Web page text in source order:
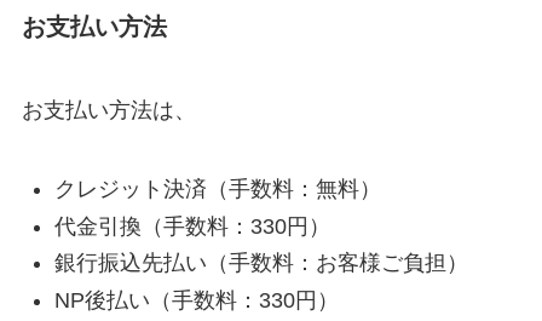
お支払い方法
お支払い方法は、
クレジット決済（手数料：無料）
代金引換（手数料：330円）
銀行振込先払い（手数料：お客様ご負担）
NP後払い（手数料：330円）